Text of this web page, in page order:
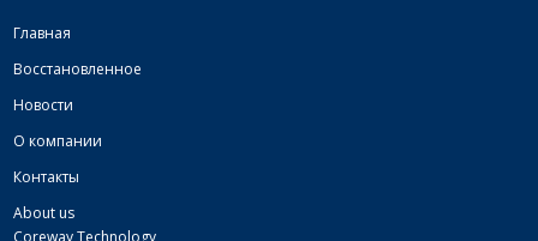
Главная
Восстановленное
Новости
О компании
Контакты
About us
Coreway Technology